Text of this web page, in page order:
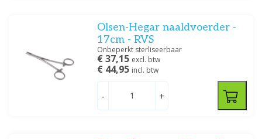
Filteren
Olsen-Hegar naaldvoerder -
17cm - RVS
Onbeperkt sterliseerbaar
€ 37,15 excl. btw
€ 44,95 incl. btw
- +